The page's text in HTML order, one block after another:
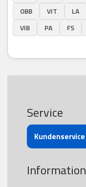
OBB
VIT LA
VIB
PA FS
Service
Kundenservice
Information